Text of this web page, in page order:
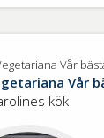
Vår
Vår
kök